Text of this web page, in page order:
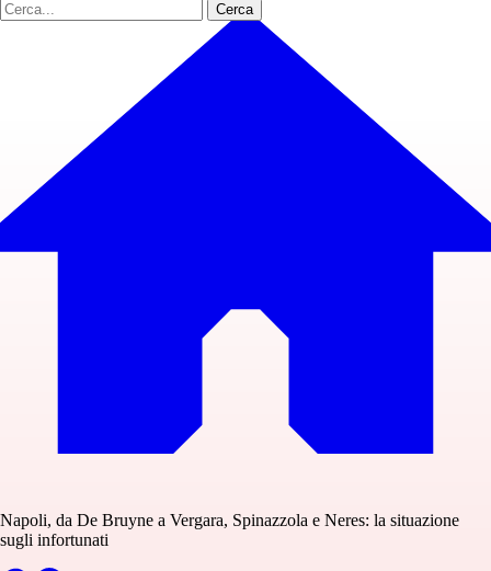
Cerca
Napoli, da De Bruyne a Vergara, Spinazzola e Neres: la situazione
sugli infortunati